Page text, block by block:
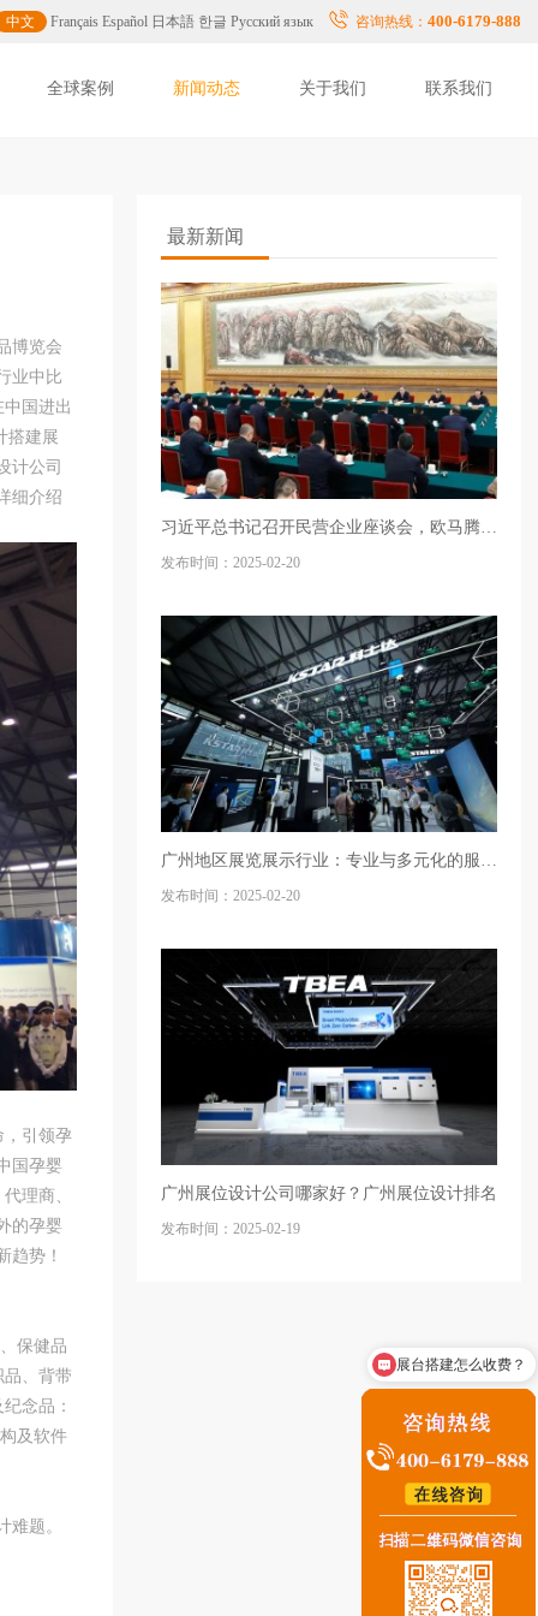
中文 Français Español 日本語 한글 Русский язык 咨询热线： 400-6179-888
全球案例 新闻动态 关于我们 联系我们
博览会
业中比
国进出
搭建展
计公司
细介绍
，引领孕
国孕婴
理商、
的孕婴
趋势！
保健品
、背带
念品：
及软件
难题。
最新新闻
习近平总书记召开民营企业座谈会，欧马腾助力众多参会企业闪耀全球
发布时间：2025-02-20
广州地区展览展示行业：专业与多元化的服务生态
发布时间：2025-02-20
广州展位设计公司哪家好？广州展位设计排名
发布时间：2025-02-19
咨询展台搭建业务
展台搭建怎么收费？